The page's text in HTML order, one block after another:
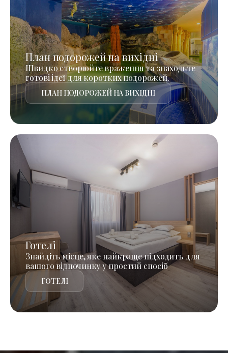
План подорожей на вихідні
Швидко створюйте враження та знаходьте
готові ідеї для коротких подорожей.
ПЛАН ПОДОРОЖЕЙ НА ВИХІДНІ
Готелі
Знайдіть місце, яке найкраще підходить для
вашого відпочинку у простий спосіб
ГОТЕЛІ